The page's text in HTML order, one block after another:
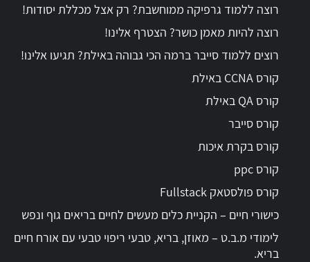
רוצה ללמוד גרפיקה ממוחשבת? רק אצל מכללת יסודות!
רוצה להיות מאמן כושר? הצטרף אלינו!
רוצים ללמוד סייבר ברמה הכי גבוהה באילת? תגיעו אלינו!
קורס CCNA באילת
קורס QA באילת
קורס סייבר
קורס בקרת איכות
קורס ppc
קורס פולסטאק Fullstack
כישורי חיים – הקניית כלים מעשים לחיים בריאים גוף ונפש
לימודי מ.ב.ט – מאוזן, בריא, טבעי ריפוי טבעי עם אורח חיים
בריא.